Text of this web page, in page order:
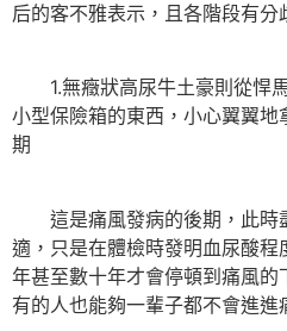
后的客不雅表示，且各階段有分
1.無癥狀高尿牛土豪則從悍
小型保險箱的東西，小心翼翼
期
這是痛風發病的後期，此時
適，只是在體檢時發明血尿酸
年甚至數十年才會停頓到痛風的
有的人也能夠一輩子都不會進進